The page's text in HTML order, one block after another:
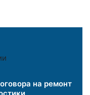
на ремонт